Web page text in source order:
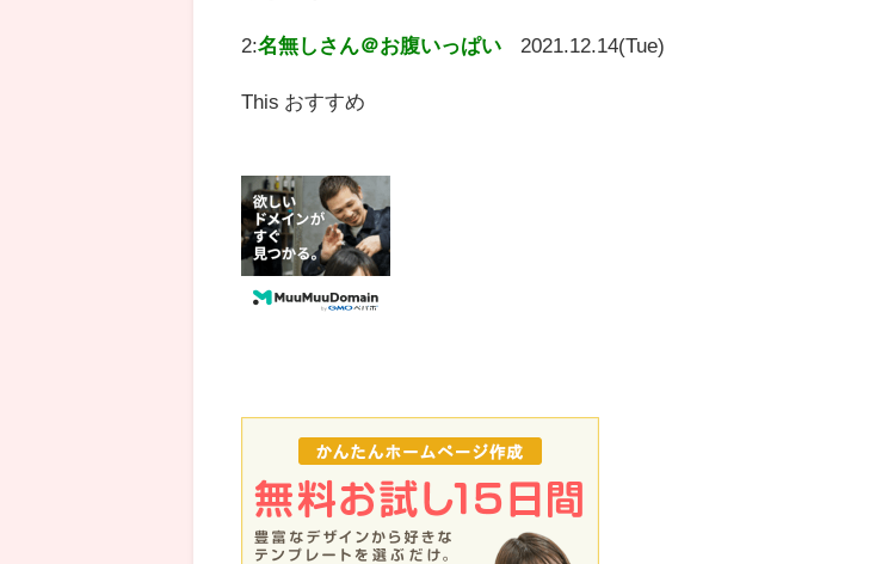
2:名無しさん＠お腹いっぱい 2021.12.14(Tue)
This おすすめ